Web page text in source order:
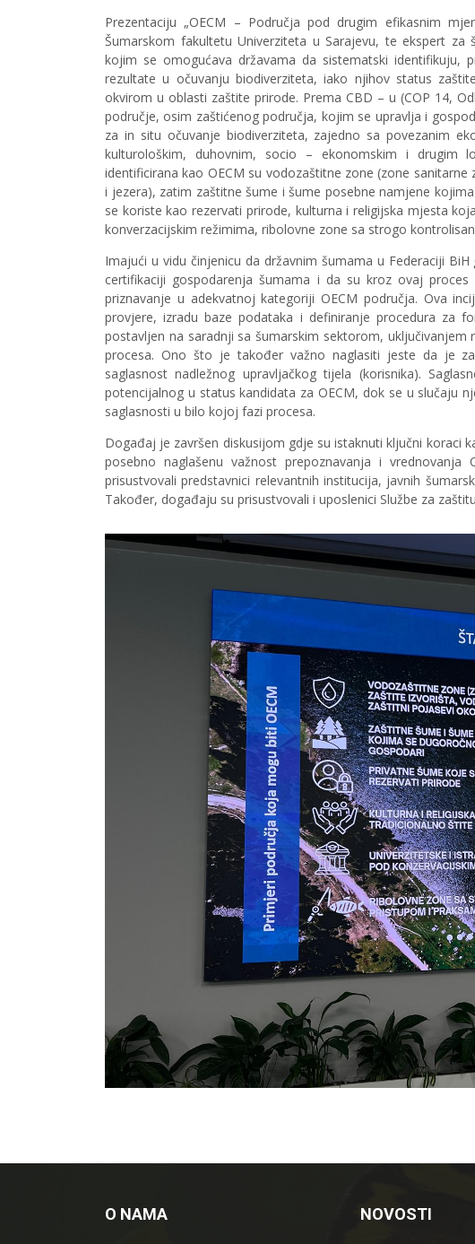
Prezentaciju „OECM – Područja pod drugim efikasnim
Šumarskom fakultetu Univerziteta u Sarajevu, te ekspert
kojim se omogućava državama da sistematski
rezultate u očuvanju biodiverziteta, iako njihov status
okvirom u oblasti zaštite prirode. Prema CBD – u (COP 14,
područje, osim zaštićenog područja, kojim se upravlja i
za in situ očuvanje biodiverziteta, zajedno sa povezanim
kulturološkim, duhovnim, socio – ekonomskim i drugim
identificirana kao OECM su vodozaštitne zone (zone
i jezera), zatim zaštitne šume i šume posebne namjene
se koriste kao rezervati prirode, kulturna i religijska mjesta
konverzacijskim režimima, ribolovne zone sa strogo
Imajući u vidu činjenicu da državnim šumama u Federaciji
certifikaciji gospodarenja šumama i da su kroz ovaj
priznavanje u adekvatnoj kategoriji OECM područja. Ova
provjere, izradu baze podataka i definiranje procedura za
postavljen na saradnji sa šumarskim sektorom,
procesa. Ono što je također važno naglasiti jeste da je
saglasnost nadležnog upravljačkog tijela (korisnika).
potencijalnog u status kandidata za OECM, dok se u slučaju
saglasnosti u bilo kojoj fazi procesa.
Događaj je završen diskusijom gdje su istaknuti ključni koraci
posebno naglašenu važnost prepoznavanja i
prisustvovali predstavnici relevantnih institucija, javnih
Također, događaju su prisustvovali i uposlenici Službe za
O NAMA NOVOSTI